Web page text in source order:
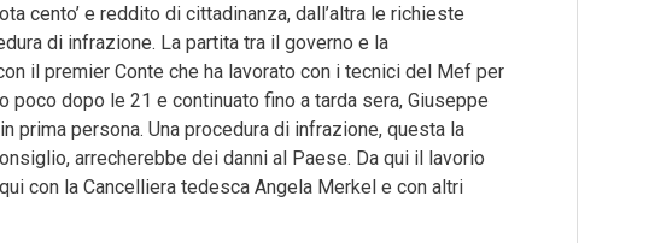
cento’ e reddito di cittadinanza, dall’altra le richieste
di infrazione. La partita tra il governo e la
il premier Conte che ha lavorato con i tecnici del Mef per
dopo le 21 e continuato fino a tarda sera, Giuseppe
persona. Una procedura di infrazione, questa la
arrecherebbe dei danni al Paese. Da qui il lavorio
con la Cancelliera tedesca Angela Merkel e con altri